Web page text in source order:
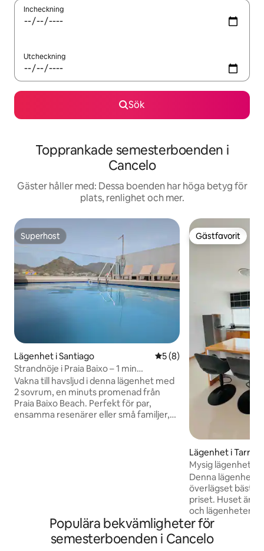
Incheckning
Utcheckning
Sök
Topprankade semesterboenden i
Cancelo
Gäster håller med: Dessa boenden har höga betyg för
plats, renlighet och mer.
Superhost
Superhost
Lägenhet i Santiago 5 av 5 i genomsnittligt
5 (8)
Strandnöje i Praia Baixo – 1 min
promenad till havet
Vakna till havsljud i denna lägenhet med
2 sovrum, en minuts promenad från
Praia Baixo Beach. Perfekt för par,
ensamma resenärer eller små familjer,
magin på Santiago Island från detta
boende vid stranden!
Gästfavorit
Gästfavorit
Lägenhet i
Mysig lägenhet i
Denna lägenhet i
överlägset bästa
priset. Huset är
och lägenheten
apparater för de
Varmvatten och
tillgänglig för din
Populära bekvämligheter för
semesterboenden i Cancelo